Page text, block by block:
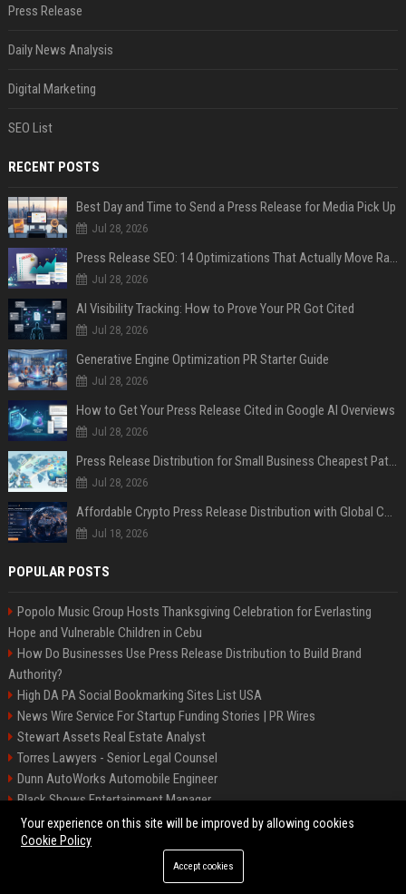
Press Release
Daily News Analysis
Digital Marketing
SEO List
RECENT POSTS
Best Day and Time to Send a Press Release for Media Pick Up
Jul 28, 2026
Press Release SEO: 14 Optimizations That Actually Move Rankings
Jul 28, 2026
AI Visibility Tracking: How to Prove Your PR Got Cited
Jul 28, 2026
Generative Engine Optimization PR Starter Guide
Jul 28, 2026
How to Get Your Press Release Cited in Google AI Overviews
Jul 28, 2026
Press Release Distribution for Small Business Cheapest Path to Real Coverage
Jul 28, 2026
Affordable Crypto Press Release Distribution with Global Coverage
Jul 18, 2026
POPULAR POSTS
Popolo Music Group Hosts Thanksgiving Celebration for Everlasting
Hope and Vulnerable Children in Cebu
How Do Businesses Use Press Release Distribution to Build Brand
Authority?
High DA PA Social Bookmarking Sites List USA
News Wire Service For Startup Funding Stories | PR Wires
Stewart Assets Real Estate Analyst
Torres Lawyers - Senior Legal Counsel
Dunn AutoWorks Automobile Engineer
Black Shows Entertainment Manager
Mcdonald Vision - Entertainment Project Manager
©2026 BipBiz. All right reserved.
Your experience on this site will be improved by allowing cookies
Cookie Policy
Accept cookies